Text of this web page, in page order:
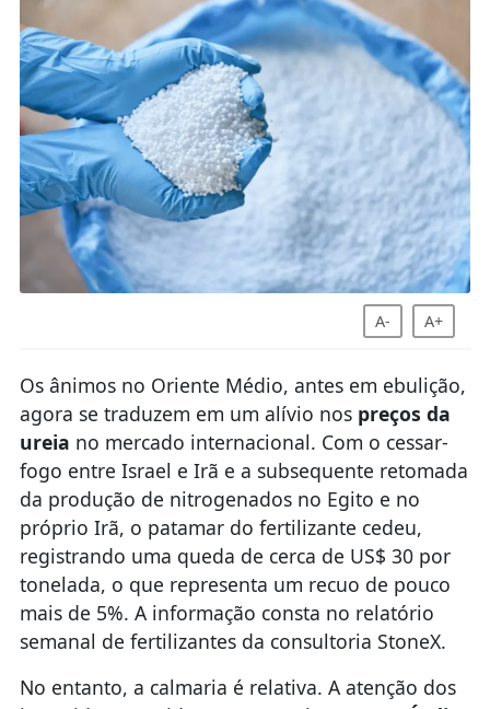
A- A+
Os ânimos no Oriente Médio, antes em ebulição,
agora se traduzem em um alívio nos preços da
ureia no mercado internacional. Com o cessar-
fogo entre Israel e Irã e a subsequente retomada
da produção de nitrogenados no Egito e no
próprio Irã, o patamar do fertilizante cedeu,
registrando uma queda de cerca de US$ 30 por
tonelada, o que representa um recuo de pouco
mais de 5%. A informação consta no relatório
semanal de fertilizantes da consultoria StoneX.
No entanto, a calmaria é relativa. A atenção dos